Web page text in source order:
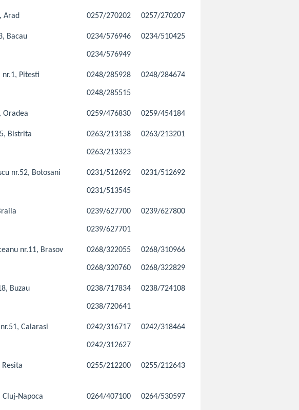
Arad 0257/270202 0257/270207
Bacau 0234/576946
0234/576949
0234/510425
nr.1, Pitesti 0248/285928
0248/285515
0248/284674
Oradea 0259/476830 0259/454184
Bistrita 0263/213138
0263/213323
0263/213201
nr.52, Botosani 0231/512692
0231/513545
0231/512692
0239/627700
0239/627701
0239/627800
nr.11, Brasov 0268/322055
0268/320760
0268/310966
0268/322829
Buzau 0238/717834
0238/720641
0238/724108
Calarasi 0242/316717
0242/312627
0242/318464
0255/212200 0255/212643
Cluj-Napoca 0264/407100 0264/530597